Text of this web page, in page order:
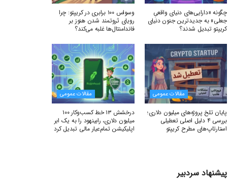
چگونه «دارایی‌های دنیای واقعیِ
جعلی» به جدیدترین جنون دنیای
کریپتو تبدیل شدند؟
وسواس ۱۰۰ برابری در کریپتو: چرا
رویای ثروتمند شدن هنوز بر
فاندامنتال‌ها غلبه می‌کند؟
مقالات عمومی
پایان تلخ پروژه‌های میلیون دلاری؛
بررسی ۴ دلیل اصلی تعطیلی
استارتاپ‌های مطرح کریپتو
مقالات عمومی
درخشش ۱۳ خط کسب‌وکار ۱۰۰
میلیون دلاری، رابینهود را به یک ابر
اپلیکیشن تمام‌عیار مالی تبدیل کرد
پیشنهاد سردبیر